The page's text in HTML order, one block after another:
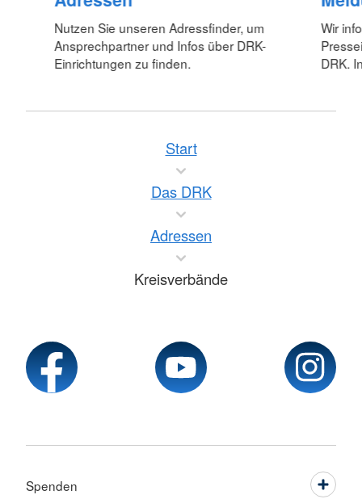
Nutzen Sie unseren Adressfinder, um
Ansprechpartner und Infos über DRK-
Einrichtungen zu finden.
Wir
DRK.
Start
Das DRK
Adressen
Kreisverbände
Spenden